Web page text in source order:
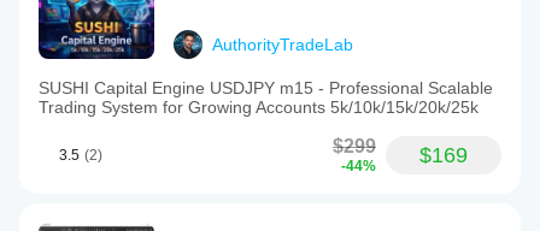
AuthorityTradeLab
SUSHI Capital Engine USDJPY m15 - Professional Scalable
Trading System for Growing Accounts 5k/10k/15k/20k/25k
3.5 (2) $299
-44% $169